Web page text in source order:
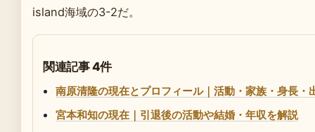
island海域の3-2だ。
関連記事 4件
南原清隆の現在とプロフィール｜活動・家族・身長・
宮本和知の現在｜引退後の活動や結婚・年収を解説